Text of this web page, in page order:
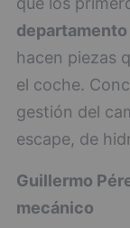
hacen piezas
el coche.
gestión del
escape, de
Guillermo
mecánico